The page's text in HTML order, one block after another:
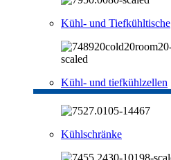
Kühl- und Tiefkühltische
Kühl- und tiefkühlzellen
Kühlschränke